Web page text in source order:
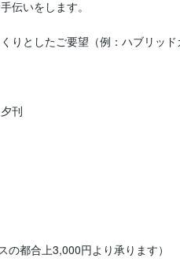
伝いをします。
りとしたご要望（例：ハブリッ
刊
の都合上3,000円より承ります）